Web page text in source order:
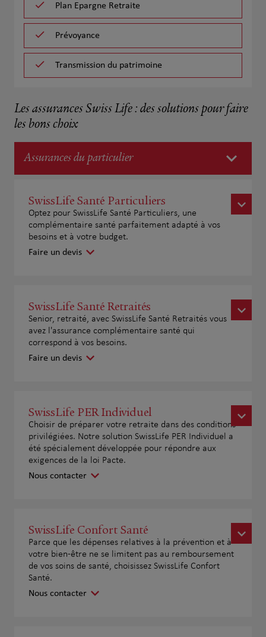
Plan Epargne Retraite
Prévoyance
Transmission du patrimoine
Les assurances Swiss Life : des solutions pour faire
les bons choix
Assurances du particulier
SwissLife Santé Particuliers
Optez pour SwissLife Santé Particuliers, une
complémentaire santé parfaitement adapté à vos
besoins et à votre budget.
Faire un devis
SwissLife Santé Retraités
Senior, retraité, avec SwissLife Santé Retraités vous
avez l'assurance complémentaire santé qui
correspond à vos besoins.
Faire un devis
SwissLife PER Individuel
Choisir de préparer votre retraite dans des conditions
privilégiées. Notre solution SwissLife PER Individuel a
été spécialement développée pour répondre aux
exigences de la loi Pacte.
Nous contacter
SwissLife Confort Santé
Parce que les dépenses relatives à la prévention et à
votre bien-être ne se limitent pas au remboursement
de vos soins de santé, choisissez SwissLife Confort
Santé.
Nous contacter